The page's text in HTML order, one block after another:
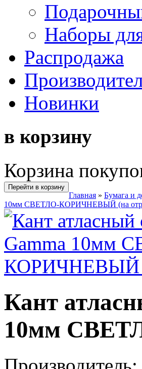
Наборы
Распродажа
Новинки
в корзину
Корзина
Перейти в корзину
Главная » Бумага и
10мм СВЕТЛО-КОРИЧНЕВЫЙ (на
Кант
10мм